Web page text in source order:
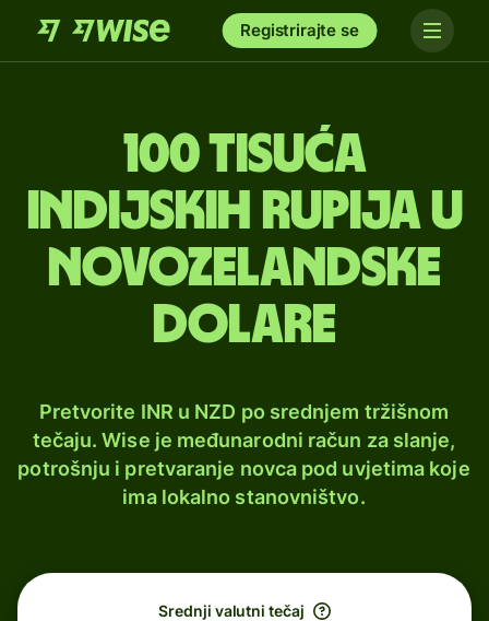
Registrirajte se
100 tisuća
indijskih rupija u
novozelandske
dolare
Pretvorite INR u NZD po srednjem tržišnom
tečaju. Wise je međunarodni račun za slanje,
potrošnju i pretvaranje novca pod uvjetima koje
ima lokalno stanovništvo.
Srednji valutni tečaj